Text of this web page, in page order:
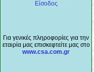
Είσοδος
Για γενικές πληροφορίες για την
εταιρία μας επισκεφτείτε μας στο
www.csa.com.gr